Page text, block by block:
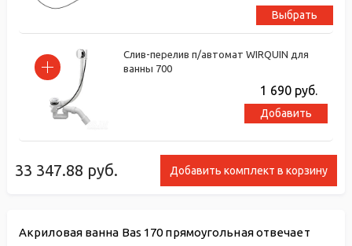
33 347.88 руб. Добавить комплект в корзину
Выбрать
Слив-перелив п/автомат WIRQUIN для
ванны 700
1 690руб.
Добавить
Акриловая ванна Bas 170 прямоугольная отвечает